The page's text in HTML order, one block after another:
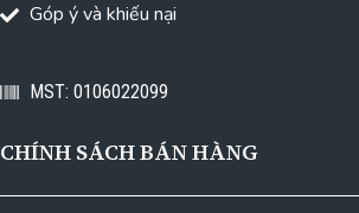
Góp ý và khiếu nại
MST: 0106022099
CHÍNH SÁCH BÁN HÀNG